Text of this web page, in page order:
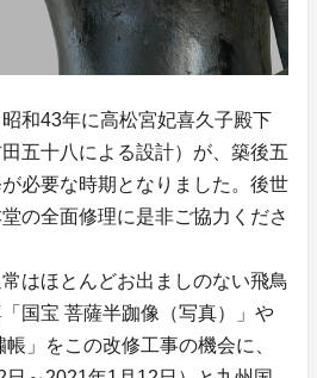
和43年に高松宮妃喜久子殿下
五十八による設計）が、築後五
必要な時期となりました。後世
の全面修理に是非ご協力くださ
はほとんどお出ましのない飛鳥
国宝 菩薩半跏像（写真）」や
帳」をこの改修工事の機会に、